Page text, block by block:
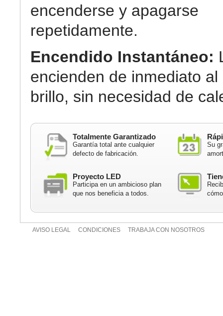
encenderse y apagarse
repetidamente.
Encendido Instantáneo:
encienden de inmediato al
brillo, sin necesidad de
Totalmente Garantizado
Garantía total ante cualquier
defecto de fabricación.
Su
Proyecto LED
Participa en un ambicioso plan
que nos beneficia a todos.
AVISO LEGAL CONDICIONES TRABAJA CON NOSOTROS